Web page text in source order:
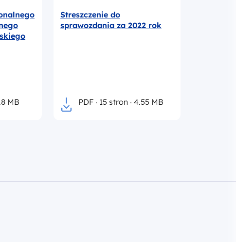
MB
Streszczenie do
sprawozdania za 2022 rok
PDF 15 stron 4.55 MB